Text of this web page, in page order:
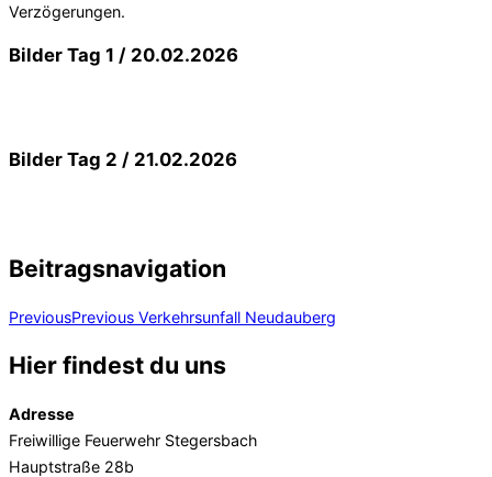
Verzögerungen.
Bilder Tag 1 / 20.02.2026
Bilder Tag 2 / 21.02.2026
Beitragsnavigation
PreviousPrevious Verkehrsunfall Neudauberg
Hier findest du uns
Adresse
Freiwillige Feuerwehr Stegersbach
Hauptstraße 28b